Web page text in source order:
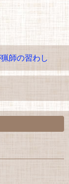
師の習わし